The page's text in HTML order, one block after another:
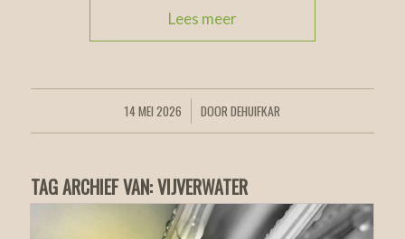
Lees meer
14 MEI 2026
/ DOORDEHUIFKAR
TAG ARCHIEF VAN:VIJVERWATER